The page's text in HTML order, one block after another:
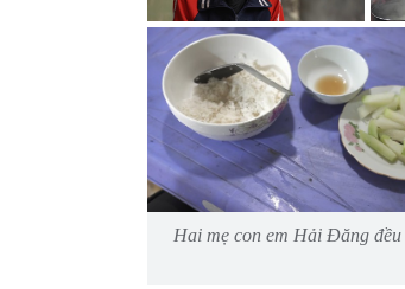
Hai mẹ con em Hải Đăng đều